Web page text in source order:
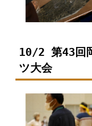
10/2 第43回
ツ大会